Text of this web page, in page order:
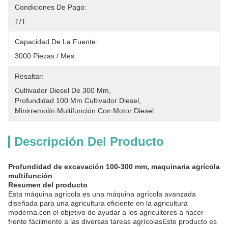
Condiciones De Pago:
T/T
Capacidad De La Fuente:
3000 Piezas / Mes
Resaltar:
Cultivador Diesel De 300 Mm
Profundidad 100 Mm Cultivador Diesel
Minirremolín Multifunción Con Motor Diesel
Descripción Del Producto
Profundidad de excavación 100-300 mm, maquinaria agrícola
multifunción
Resumen del producto
Esta máquina agrícola es una máquina agrícola avanzada
diseñada para una agricultura eficiente en la agricultura
moderna.con el objetivo de ayudar a los agricultores a hacer
frente fácilmente a las diversas tareas agrícolasEste producto es